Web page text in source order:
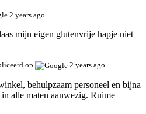
2 years ago
mijn eigen glutenvrije hapje niet
op 2 years ago
behulpzaam personeel en bijna
alle maten aanwezig. Ruime